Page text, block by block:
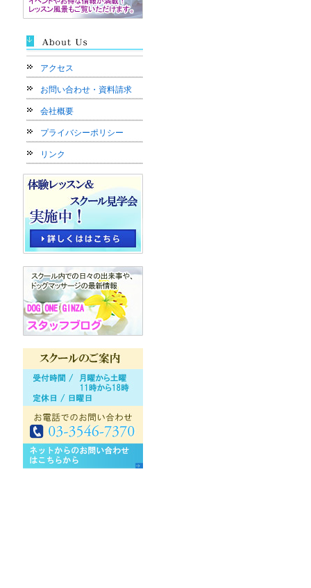
アクセス
お問い合わせ・資料請求
会社概要
プライバシーポリシー
リンク